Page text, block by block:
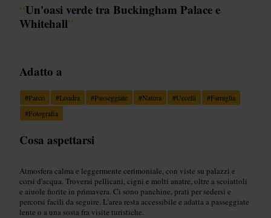
“Un'oasi verde tra Buckingham Palace e
Whitehall”
Adatto a
#Parco #Londra #Passeggiate #Natura #Uccelli #Famiglia
#Fotografia
Cosa aspettarsi
Atmosfera calma e leggermente cerimoniale, con viste su palazzi e
corsi d'acqua. Troverai pellicani, cigni e molti anatre, oltre a scoiattoli
e aiuole fiorite in primavera. Ci sono panchine, prati per sedersi e
percorsi facili da seguire. L'area resta accessibile e adatta a passeggiate
lente o a una sosta fra visite turistiche.